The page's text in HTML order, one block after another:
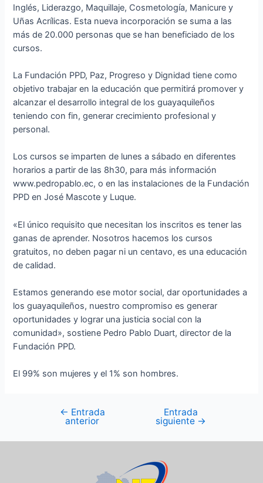
Inglés, Liderazgo, Maquillaje, Cosmetología, Manicure y
Uñas Acrílicas. Esta nueva incorporación se suma a las
más de 20.000 personas que se han beneficiado de los
cursos.
La Fundación PPD, Paz, Progreso y Dignidad tiene como
objetivo trabajar en la educación que permitirá promover y
alcanzar el desarrollo integral de los guayaquileños
teniendo con fin, generar crecimiento profesional y
personal.
Los cursos se imparten de lunes a sábado en diferentes
horarios a partir de las 8h30, para más información
www.pedropablo.ec, o en las instalaciones de la Fundación
PPD en José Mascote y Luque.
«El único requisito que necesitan los inscritos es tener las
ganas de aprender. Nosotros hacemos los cursos
gratuitos, no deben pagar ni un centavo, es una educación
de calidad.
Estamos generando ese motor social, dar oportunidades a
los guayaquileños, nuestro compromiso es generar
oportunidades y lograr una justicia social con la
comunidad», sostiene Pedro Pablo Duart, director de la
Fundación PPD.
El 99% son mujeres y el 1% son hombres.
← Entrada
anterior
Entrada
siguiente →